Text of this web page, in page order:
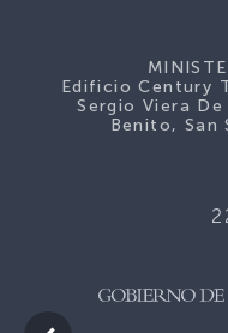
Edificio Century
Sergio Viera
Benito, San